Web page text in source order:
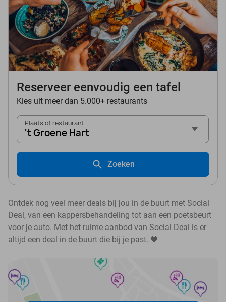
Reserveer eenvoudig een tafel
Kies uit meer dan 5.000+ restaurants
Plaats of restaurant
't Groene Hart
Zoeken
Ontdek nog veel meer deals bij jou in de buurt met Social
Deal, van een kappersbehandeling tot aan een poetsbeurt
voor je auto. Met het ruime aanbod van Social Deal is er
altijd een deal in de buurt die bij je past. 💙